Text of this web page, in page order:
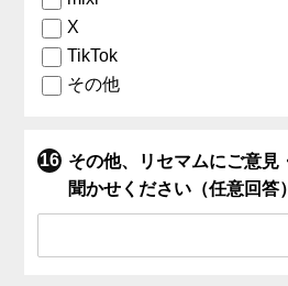
X
TikTok
その他
その他、リセマムにご意見
聞かせください（任意回答）